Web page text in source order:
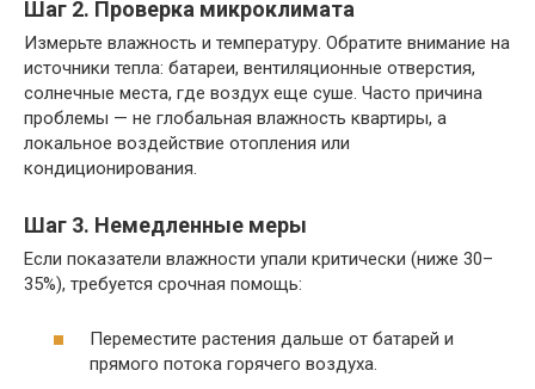
Шаг 2. Проверка микроклимата
Измерьте влажность и температуру. Обратите внимание на
источники тепла: батареи, вентиляционные отверстия,
солнечные места, где воздух еще суше. Часто причина
проблемы — не глобальная влажность квартиры, а
локальное воздействие отопления или
кондиционирования.
Шаг 3. Немедленные меры
Если показатели влажности упали критически (ниже 30–
35%), требуется срочная помощь:
Переместите растения дальше от батарей и
прямого потока горячего воздуха.